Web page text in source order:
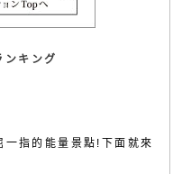
ンキング
一指的能量景點!下面就來